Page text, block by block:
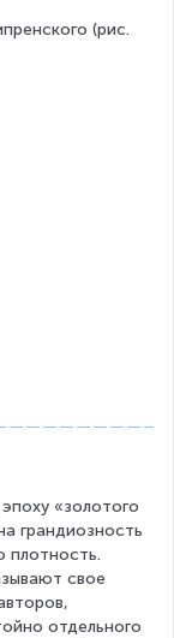
(рис.
«золотого
грандиозность
плотность.
свое
отдельного